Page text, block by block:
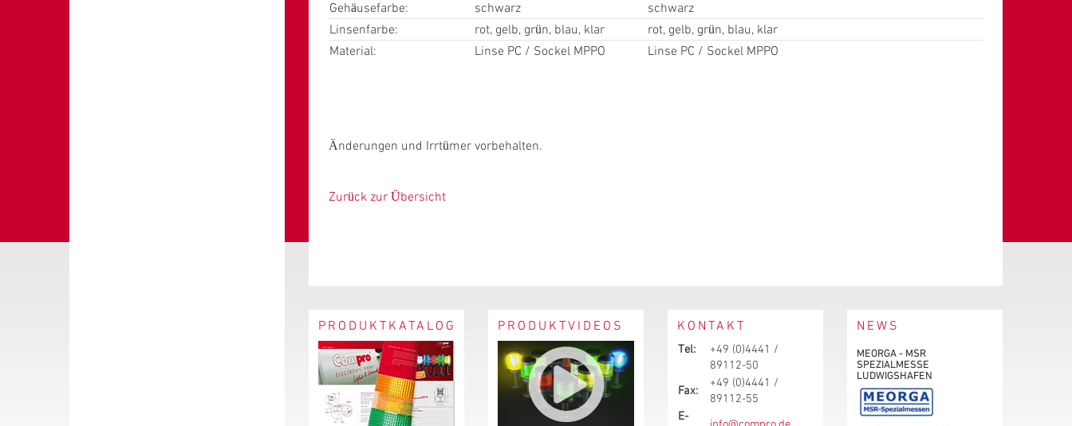
Gehäusefarbe:
schwarz
schwarz
Linsenfarbe:
rot, gelb, grün, blau, klar
rot, gelb, grün, blau, klar
Material:
Linse PC / Sockel MPPO Linse PC / Sockel MPPO
Änderungen und Irrtümer vorbehalten.
Zurück zur Übersicht
PRODUKTKATALOG PRODUKTVIDEOS KONTAKT
Tel:
+49 (0)4441 /
89112-50
Fax:
+49 (0)4441 /
89112-55
E-
NEWS
MEORGA - MSR
SPEZIALMESSE
LUDWIGSHAFEN